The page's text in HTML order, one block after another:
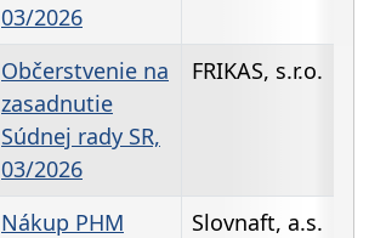
03/2026
Občerstvenie na
zasadnutie
Súdnej rady SR,
03/2026
FRIKAS, s.r.o.
Nákup PHM
Slovnaft, a.s.